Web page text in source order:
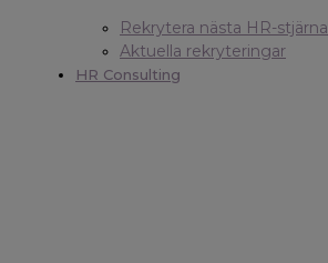
Rekrytera nästa HR-stjärna
Aktuella rekryteringar
HR Consulting